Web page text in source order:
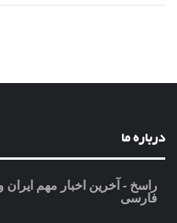
درباره ما
راسخ - آخرین اخبار مهم
فارسی